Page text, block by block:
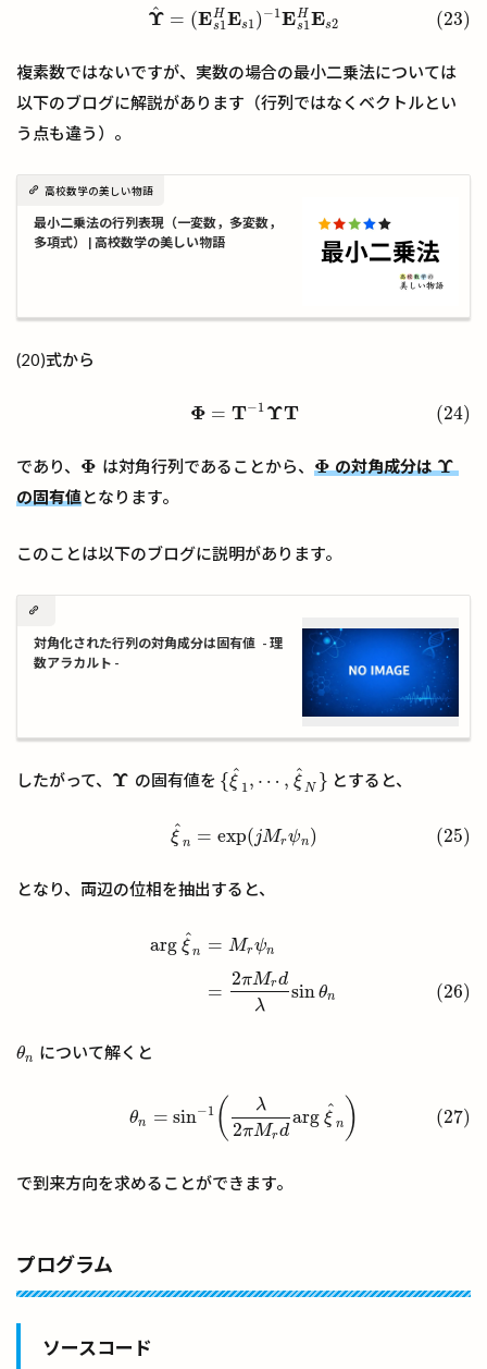
Υ
^ = (EH
s1Es1 )−1EH
s1Es2 (23)
(23)Υ^=(Es1HE s 1)−1Es1H Es
複素数ではないですが、実数の場合の最小二乗法については
以下のブログに解説があります（行列ではなくベクトルとい
う点も違う）。
高校数学の美しい物語
最小二乗法の行列表現（一変数，多変数，
多項式） | 高校数学の美しい物語
(20)式から
Φ = T−1 ΥT (24)
(24)Φ=T−1ΥT
であり、 Φ
Φ は対角行列であることから、 Φ
Φ の対角成分は Υ
Υ
の固有値となります。
このことは以下のブログに説明があります。
対角化された行列の対角成分は固有値 - 理
数アラカルト -
したがって、 Υ
Υ の固有値を {ξ
^
1 , ⋯ , ξ
^
N }
{ξ^ 1, ⋯, ξ ^ N } とすると、
ξ
^
n = exp(jMrψn ) (25)
(25)ξ^ n=exp(jM rψ n)
となり、両辺の位相を抽出すると、
arg ξ
^
n = Mrψn
=
2πMrd
λ
sinθn (26)
ξ^n=M ψn (26)=2
θn
θn について解くと
θn = sin−1 ( λ
2πMrd
arg ξ
^
n ) (27)
sin−1 πM ^ )
で到来方向を求めることができます。
プログラム
ソースコード